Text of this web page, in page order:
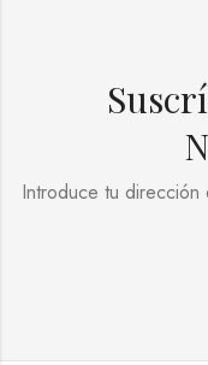
Introduce tu dirección